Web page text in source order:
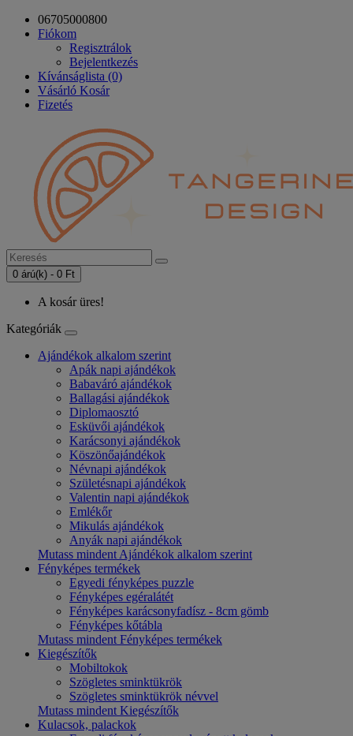
06705000800
Fiókom
Regisztrálok
Bejelentkezés
Kívánságlista (0)
Vásárló Kosár
Fizetés
0 árú(k) - 0 Ft
A kosár üres!
Kategóriák
Ajándékok alkalom szerint
Apák napi ajándékok
Babaváró ajándékok
Ballagási ajándékok
Diplomaosztó
Esküvői ajándékok
Karácsonyi ajándékok
Köszönőajándékok
Névnapi ajándékok
Születésnapi ajándékok
Valentin napi ajándékok
Emlékőr
Mikulás ajándékok
Anyák napi ajándékok
Mutass mindent Ajándékok alkalom szerint
Fényképes termékek
Egyedi fényképes puzzle
Fényképes egéralátét
Fényképes karácsonyfadísz - 8cm gömb
Fényképes kőtábla
Mutass mindent Fényképes termékek
Kiegészítők
Mobiltokok
Szögletes sminktükrök
Szögletes sminktükrök névvel
Mutass mindent Kiegészítők
Kulacsok, palackok